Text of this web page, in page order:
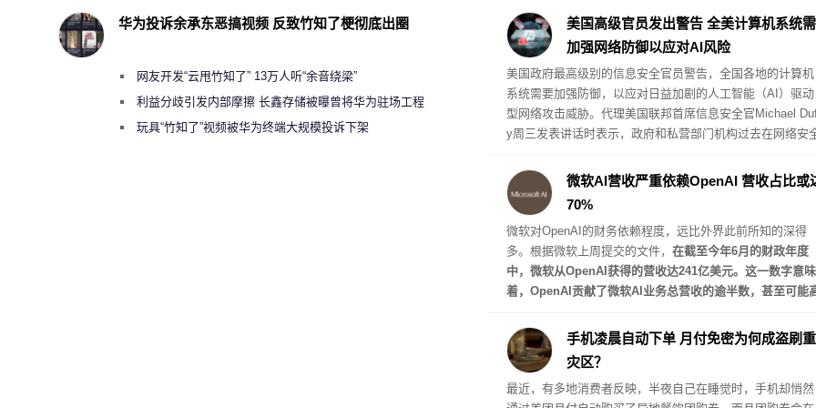
美国高级官员发出警告 全美计算机系统需
加强网络防御以应对AI风险
美国政府最高级别的信息安全官员警告，全国各地的计算机
系统需要加强防御，以应对日益加剧的人工智能（AI）驱动
型网络攻击威胁。代理美国联邦首席信息安全官Michael
y周三发表讲话时表示，政府和私营部门机构过去在网络安
攻击发生前采取防范措施，这种方式必须改变。
微软AI营收严重依赖OpenAI 营收占比或
70%
微软对OpenAI的财务依赖程度，远比外界此前所知的深得
多。根据微软上周提交的文件， 在截至今年6月的财政年度
中，微软从OpenAI获得的营收达241亿美元。这一数字意味
着，OpenAI贡献了微软AI业务总营收的逾半数，甚至可能
手机凌晨自动下单 月付免密为何成盗刷重
灾区？
最近，有多地消费者反映，半夜自己在睡觉时，手机却悄然
华为投诉余承东恶搞视频 反致竹知了梗彻底出圈
网友开发“云甩竹知了” 13万人听“余音绕梁”
利益分歧引发内部摩擦 长鑫存储被曝曾将华为驻场工程
师驱逐出研发基地
玩具“竹知了”视频被华为终端大规模投诉下架